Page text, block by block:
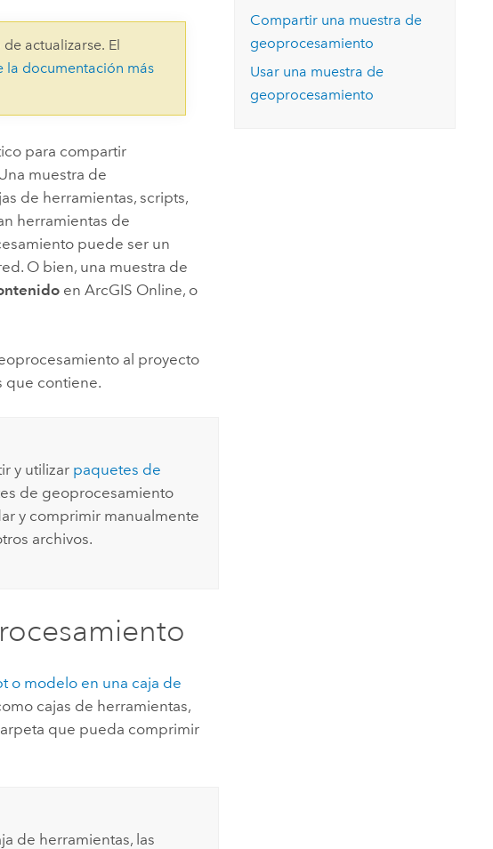
Explorar ArcGIS Pro
Leer la historia
actualizarse. El
la documentación más
para compartir
muestra de
de herramientas, scripts,
herramientas de
puede ser un
O bien, una muestra de
enArcGIS Online, o
al proyecto
que contiene.
y utilizar paquetes de
de geoprocesamiento
y comprimir manualmente
archivos.
o modelo en una caja de
cajas de herramientas,
que pueda comprimir
de herramientas, las
Compartir una muestra de
geoprocesamiento
Usar una muestra de
geoprocesamiento